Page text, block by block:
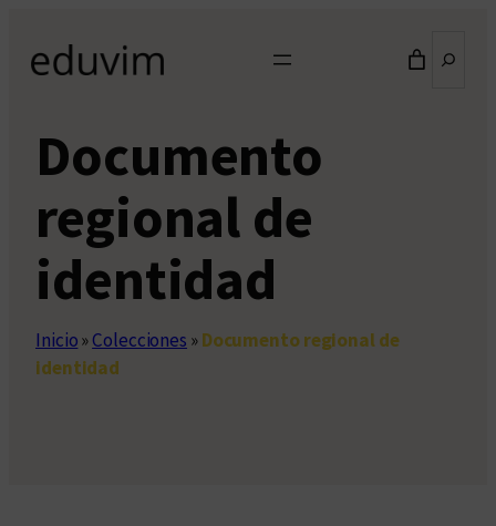
contenido
Documento
regional de
identidad
Inicio»Colecciones »Documento regional de
identidad